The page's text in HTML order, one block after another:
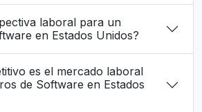
laboral para un
en Estados Unidos?
es el mercado laboral
de Software en Estados